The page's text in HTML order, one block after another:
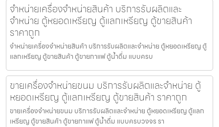
จำหน่ายเครื่องจำหน่ายสินค้า บริการรับผลิตและ
จำหน่าย ตู้หยอดเหรียญ ตู้แลกเหรียญ ตู้ขายสินค้า
ราคาถูก
จำหน่ายเครื่องจำหน่ายสินค้า บริการรับผลิตและจำหน่าย ตู้หยอดเหรียญ ตู้
แลกเหรียญ ตู้ขายสินค้า ตู้ขายกาแฟ ตู้น้ำดื่ม แบบครบ
ขายเครื่องจำหน่ายขนม บริการรับผลิตและจำหน่าย ตู้
หยอดเหรียญ ตู้แลกเหรียญ ตู้ขายสินค้า ราคาถูก
ขายเครื่องจำหน่ายขนม บริการรับผลิตและจำหน่าย ตู้หยอดเหรียญ ตู้แลก
เหรียญ ตู้ขายสินค้า ตู้ขายกาแฟ ตู้น้ำดื่ม แบบครบวงจร รา